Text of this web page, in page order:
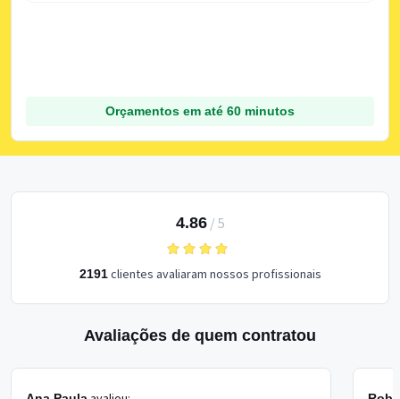
Orçamentos em até 60 minutos
4.86/ 5
2191clientes avaliaram nossos profissionais
Avaliações de quem contratou